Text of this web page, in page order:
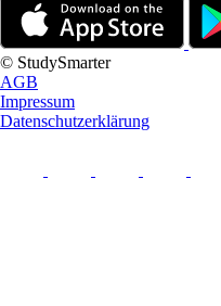
© StudySmarter
AGB
Impressum
Datenschutzerklärung